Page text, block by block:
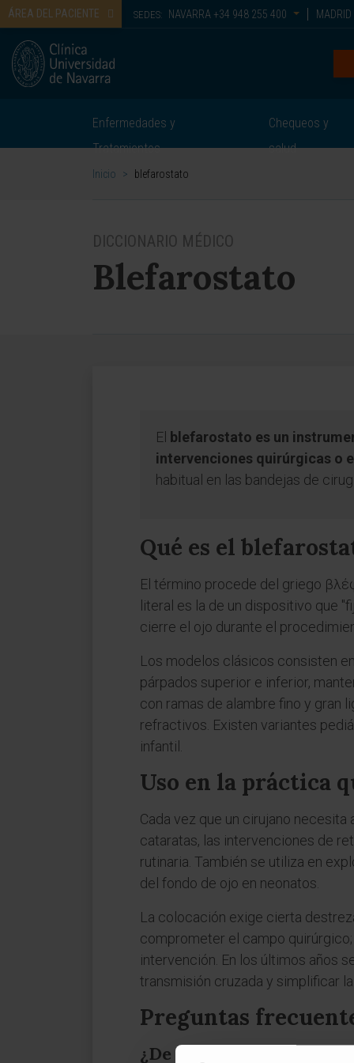
ÁREA DEL PACIENTE SEDES: NAVARRA +34 948 255 400 MADRID
Enfermedades y
Tratamientos
Chequeos y
salud
Inicio > blefarostato
DICCIONARIO MÉDICO
Blefarostato
El blefarostato es un
intervenciones quirúrgicas o
habitual en las bandejas de
Qué es el
El término procede del griego
literal es la de un dispositivo que
cierre el ojo durante el
Los modelos clásicos consisten
párpados superior e inferior,
con ramas de alambre fino y gran
refractivos. Existen variantes
infantil.
Uso en la práctica
Cada vez que un cirujano
cataratas, las intervenciones de
rutinaria. También se utiliza en
del fondo de ojo en neonatos.
La colocación exige cierta
comprometer el campo
intervención. En los últimos años
transmisión cruzada y simplificar
Preguntas
¿De dónde viene la